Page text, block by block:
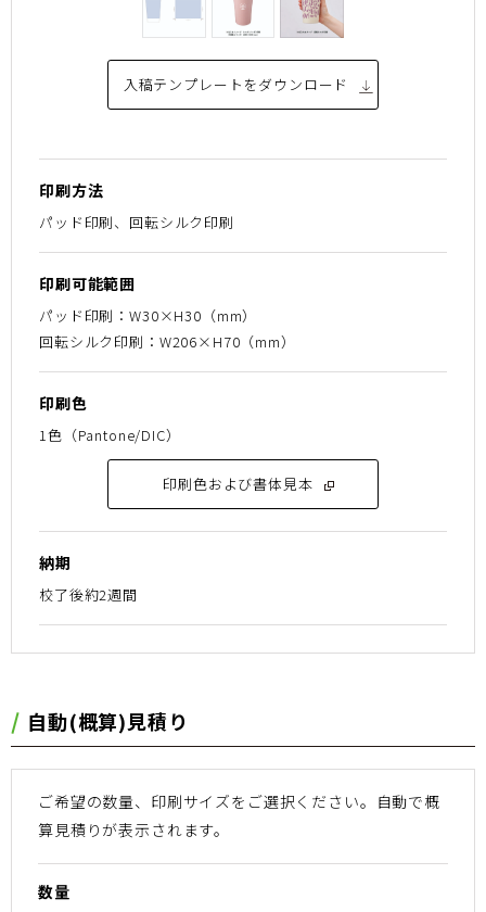
入稿テンプレートをダウンロード
印刷方法
パッド印刷、回転シルク印刷
印刷可能範囲
パッド印刷：W30×H30（mm）
回転シルク印刷：W206×H70（mm）
印刷色
1色（Pantone/DIC）
印刷色および書体見本
納期
校了後約2週間
⾃動(概算)⾒積り
ご希望の数量、印刷サイズをご選択ください。 ⾃動で概
算⾒積りが表⽰されます。
数量